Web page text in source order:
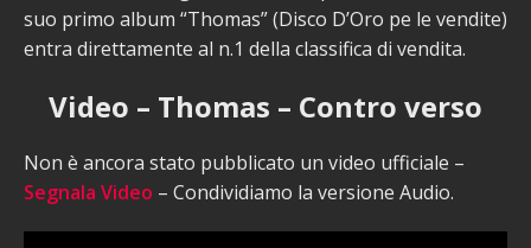
suo primo album “Thomas” (Disco D’Oro pe le vendite)
entra direttamente al n.1 della classifica di vendita.
Video – Thomas – Contro verso
Non è ancora stato pubblicato un video ufficiale –
Segnala Video – Condividiamo la versione Audio.